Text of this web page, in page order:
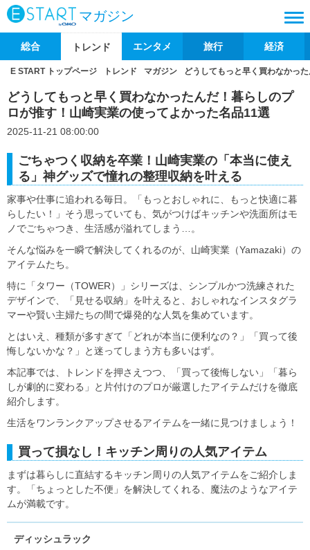
マガジン
総合 トレンド エンタメ 旅行 経済
E START トップページ トレンド マガジン どうしてもっと早く買わなかっ
どうしてもっと早く買わなかったんだ！暮らしのプ
ロが推す！山崎実業の使ってよかった名品11選
2025-11-21 08:00:00
ごちゃつく収納を卒業！山崎実業の「本当に使え
る」神グッズで憧れの整理収納を叶える
家事や仕事に追われる毎日。「もっとおしゃれに、もっと快適に暮
らしたい！」そう思っていても、気がつけばキッチンや洗面所はモ
ノでごちゃつき、生活感が溢れてしまう…。
そんな悩みを一瞬で解決してくれるのが、山崎実業（Yamazaki）の
アイテムたち。
特に「タワー（TOWER）」シリーズは、シンプルかつ洗練された
デザインで、「見せる収納」を叶えると、おしゃれなインスタグラ
マーや賢い主婦たちの間で爆発的な人気を集めています。
とはいえ、種類が多すぎて「どれが本当に便利なの？」「買って後
悔しないかな？」と迷ってしまう方も多いはず。
本記事では、トレンドを押さえつつ、「買って後悔しない」「暮ら
しが劇的に変わる」と片付けのプロが厳選したアイテムだけを徹底
紹介します。
生活をワンランクアップさせるアイテムを一緒に見つけましょう！
買って損なし！キッチン周りの人気アイテム
まずは暮らしに直結するキッチン周りの人気アイテムをご紹介しま
す。「ちょっとした不便」を解決してくれる、魔法のようなアイテ
ムが満載です。
ディッシュラック